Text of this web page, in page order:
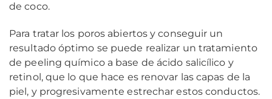
de coco.
Para tratar los poros abiertos y conseguir un
resultado óptimo se puede realizar un tratamiento
de peeling químico a base de ácido salicílico y
retinol, que lo que hace es renovar las capas de la
piel, y progresivamente estrechar estos conductos.